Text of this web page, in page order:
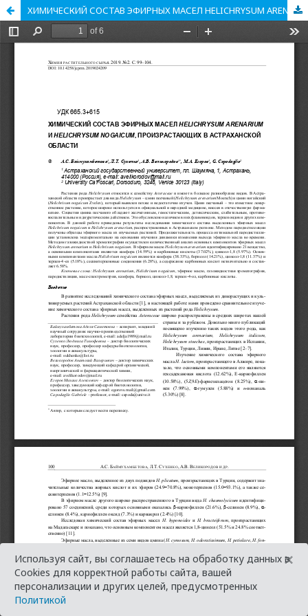
ХИМИЧЕСКИЙ СОСТАВ ЭФИРНЫХ МАСЕЛ HELICHRYSUM ARENARIUM И HELICHRYSUM NOGAICUM, ПРОИЗРАСТАЮЩИХ В АСТРАХАНСКОЙ ОБЛАСТИ
Используя сайт, вы соглашаетесь на обработку данных в
Cookies для корректной работы сайта, вашей
персонализации и других целей, предусмотренных
Политикой
×